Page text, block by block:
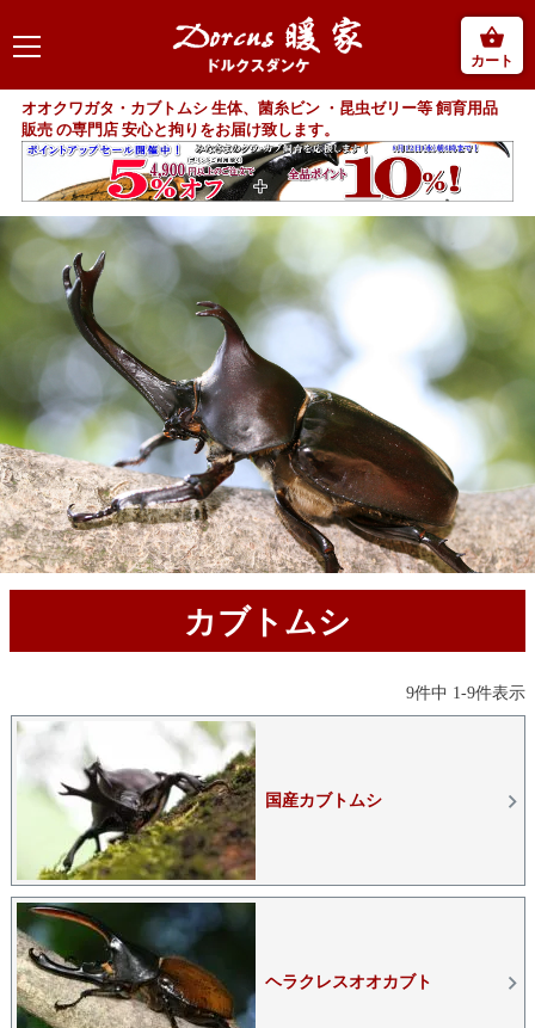
カート
オオクワガタ・カブトムシ 生体、菌糸ビン ・昆虫ゼリー等 飼育用品
販売 の専門店 安心と拘りをお届け致します。
カブトムシ
9件中 1-9件表示
国産カブトムシ
ヘラクレスオオカブト